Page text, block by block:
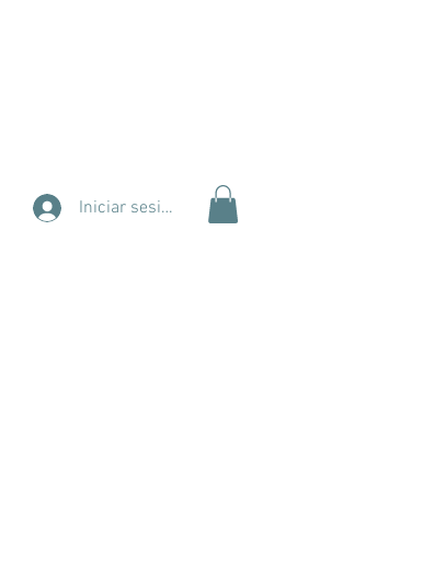
Iniciar sesión